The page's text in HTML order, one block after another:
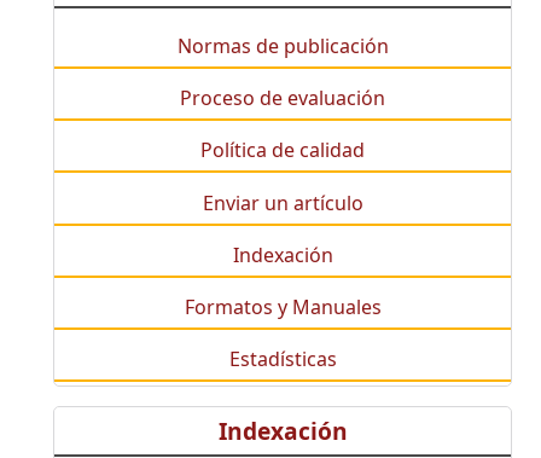
Normas de publicación
Proceso de evaluación
Política de calidad
Enviar un artículo
Indexación
Formatos y Manuales
Estadísticas
Indexación